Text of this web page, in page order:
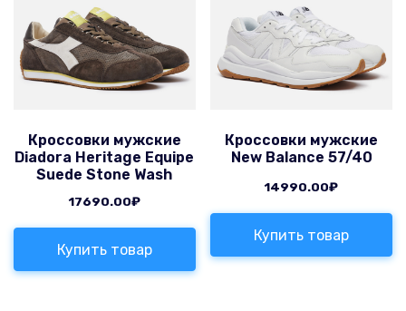
Кроссовки мужские
Diadora Heritage Equipe
Suede Stone Wash
17690.00₽
Купить товар
Кроссовки мужские
New Balance 57/40
14990.00₽
Купить товар